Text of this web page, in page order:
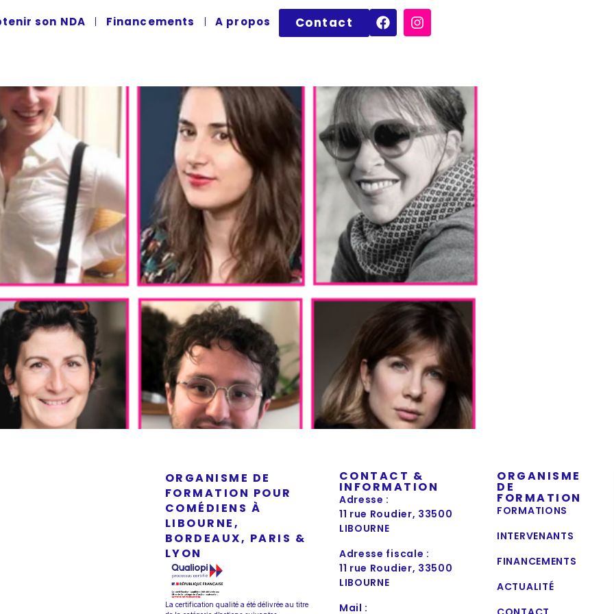
son NDA Financements A propos Contact
juin 2026
ORGANISME DE
FORMATION POUR
COMÉDIENS À
LIBOURNE,
BORDEAUX, PARIS &
LYON
La certification qualité a été délivrée au titre
CONTACT &
INFORMATION
Adresse :
11 rue Roudier, 33500
LIBOURNE
Adresse fiscale :
11 rue Roudier, 33500
LIBOURNE
Mail :
ORGANISME
DE
FORMATION
FORMATIONS
INTERVENANTS
FINANCEMENTS
ACTUALITÉ